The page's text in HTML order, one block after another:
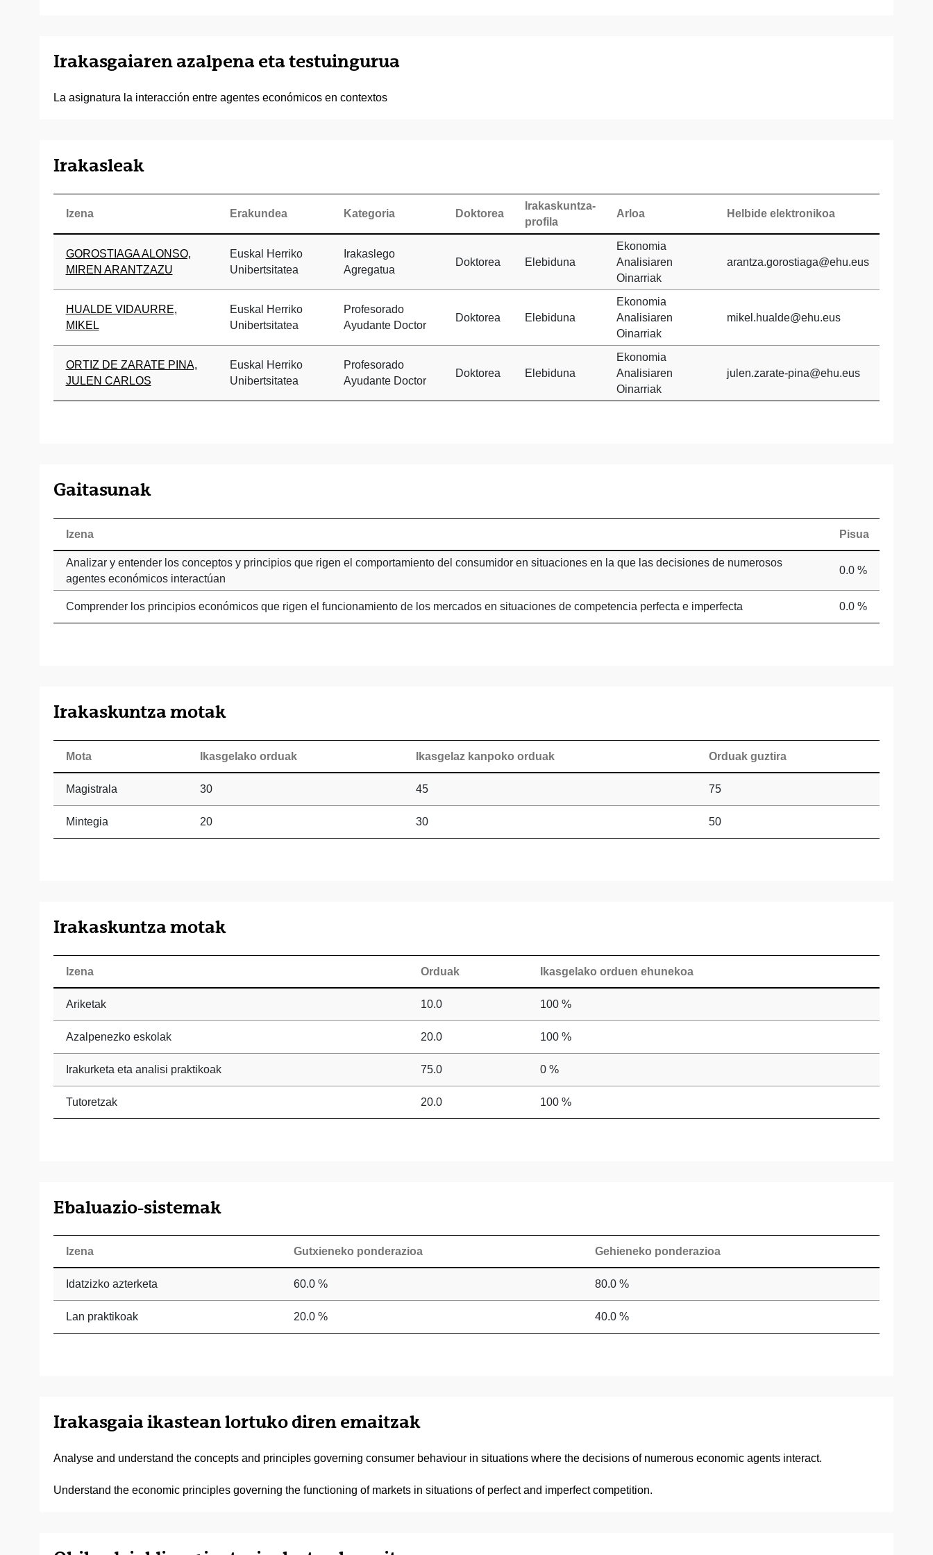
Irakasgaiaren azalpena eta testuingurua
La asignatura la interacción entre agentes económicos en contextos
Irakasleak
Izena Erakundea Kategoria Doktorea
Irakaskuntza-
profila
Arloa Helbide elektronikoa
GOROSTIAGA ALONSO,
MIREN ARANTZAZU
Euskal Herriko
Unibertsitatea
Irakaslego
Agregatua
Doktorea Elebiduna
Ekonomia
Analisiaren
Oinarriak
arantza.gorostiaga@ehu.eus
HUALDE VIDAURRE,
MIKEL
Euskal Herriko
Unibertsitatea
Profesorado
Ayudante Doctor
Doktorea Elebiduna
Ekonomia
Analisiaren
Oinarriak
mikel.hualde@ehu.eus
ORTIZ DE ZARATE PINA,
JULEN CARLOS
Euskal Herriko
Unibertsitatea
Profesorado
Ayudante Doctor
Doktorea Elebiduna
Ekonomia
Analisiaren
Oinarriak
julen.zarate-pina@ehu.eus
Gaitasunak
Izena Pisua
Analizar y entender los conceptos y principios que rigen el comportamiento del consumidor en situaciones en la que las decisiones de numerosos
agentes económicos interactúan
0.0 %
Comprender los principios económicos que rigen el funcionamiento de los mercados en situaciones de competencia perfecta e imperfecta 0.0 %
Irakaskuntza motak
Mota Ikasgelako orduak Ikasgelaz kanpoko orduak Orduak guztira
Magistrala 30 45 75
Mintegia 20 30 50
Irakaskuntza motak
Izena Orduak Ikasgelako orduen ehunekoa
Ariketak 10.0 100 %
Azalpenezko eskolak 20.0 100 %
Irakurketa eta analisi praktikoak 75.0 0 %
Tutoretzak 20.0 100 %
Ebaluazio-sistemak
Izena Gutxieneko ponderazioa Gehieneko ponderazioa
Idatzizko azterketa 60.0 % 80.0 %
Lan praktikoak 20.0 % 40.0 %
Irakasgaia ikastean lortuko diren emaitzak
Analyse and understand the concepts and principles governing consumer behaviour in situations where the decisions of numerous economic agents interact.
Understand the economic principles governing the functioning of markets in situations of perfect and imperfect competition.